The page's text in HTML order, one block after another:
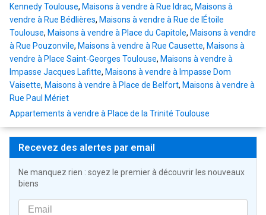
Kennedy Toulouse, Maisons à vendre à Rue Idrac, Maisons à
vendre à Rue Bédlières, Maisons à vendre à Rue de lÉtoile
Toulouse, Maisons à vendre à Place du Capitole, Maisons à vendre
à Rue Pouzonvile, Maisons à vendre à Rue Causette, Maisons à
vendre à Place Saint-Georges Toulouse, Maisons à vendre à
Impasse Jacques Lafitte, Maisons à vendre à Impasse Dom
Vaisette, Maisons à vendre à Place de Belfort, Maisons à vendre à
Rue Paul Mériet
Appartements à vendre à Place de la Trinité Toulouse
Recevez des alertes par email
Ne manquez rien : soyez le premier à découvrir les nouveaux
biens